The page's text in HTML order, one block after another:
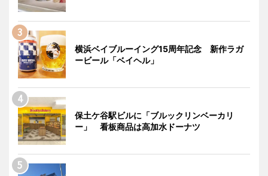
横浜ベイブルーイング15周年記念 新作ラガ
ービール「ベイヘル」
保土ケ谷駅ビルに「ブルックリンベーカリ
ー」 看板商品は高加水ドーナツ